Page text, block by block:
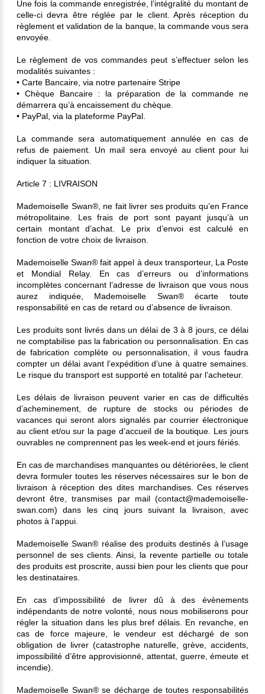
Une fois la commande enregistrée, l’intégralité du montant de
celle-ci devra être réglée par le client. Après réception du
règlement et validation de la banque, la commande vous sera
envoyée.
Le règlement de vos commandes peut s’effectuer selon les
modalités suivantes :
• Carte Bancaire, via notre partenaire Stripe
• Chèque Bancaire : la préparation de la commande ne
démarrera qu’à encaissement du chèque.
• PayPal, via la plateforme PayPal.
La commande sera automatiquement annulée en cas de
refus de paiement. Un mail sera envoyé au client pour lui
indiquer la situation.
Article 7 : LIVRAISON
Mademoiselle Swan®, ne fait livrer ses produits qu’en France
métropolitaine. Les frais de port sont payant jusqu’à un
certain montant d’achat. Le prix d’envoi est calculé en
fonction de votre choix de livraison.
Mademoiselle Swan® fait appel à deux transporteur, La Poste
et Mondial Relay. En cas d’erreurs ou d’informations
incomplètes concernant l’adresse de livraison que vous nous
aurez indiquée, Mademoiselle Swan® écarte toute
responsabilité en cas de retard ou d’absence de livraison.
Les produits sont livrés dans un délai de 3 à 8 jours, ce délai
ne comptabilise pas la fabrication ou personnalisation. En cas
de fabrication complète ou personnalisation, il vous faudra
compter un délai avant l’expédition d’une à quatre semaines.
Le risque du transport est supporté en totalité par l’acheteur.
Les délais de livraison peuvent varier en cas de difficultés
d’acheminement, de rupture de stocks ou périodes de
vacances qui seront alors signalés par courrier électronique
au client et/ou sur la page d’accueil de la boutique. Les jours
ouvrables ne comprennent pas les week-end et jours fériés.
En cas de marchandises manquantes ou détériorées, le client
devra formuler toutes les réserves nécessaires sur le bon de
livraison à réception des dites marchandises. Ces réserves
devront être, transmises par mail (contact@mademoiselle-
swan.com) dans les cinq jours suivant la livraison, avec
photos à l’appui.
Mademoiselle Swan® réalise des produits destinés à l’usage
personnel de ses clients. Ainsi, la revente partielle ou totale
des produits est proscrite, aussi bien pour les clients que pour
les destinataires.
En cas d’impossibilité de livrer dû à des évènements
indépendants de notre volonté, nous nous mobiliserons pour
régler la situation dans les plus bref délais. En revanche, en
cas de force majeure, le vendeur est déchargé de son
obligation de livrer (catastrophe naturelle, grève, accidents,
impossibilité d’être approvisionné, attentat, guerre, émeute et
incendie).
Mademoiselle Swan® se décharge de toutes responsabilités